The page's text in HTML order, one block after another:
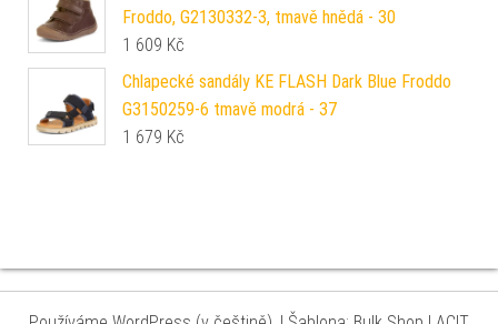
Froddo, G2130332-3, tmavě hnědá - 30
1 609 Kč
Chlapecké sandály KE FLASH Dark Blue Froddo
G3150259-6 tmavě modrá - 37
1 679 Kč